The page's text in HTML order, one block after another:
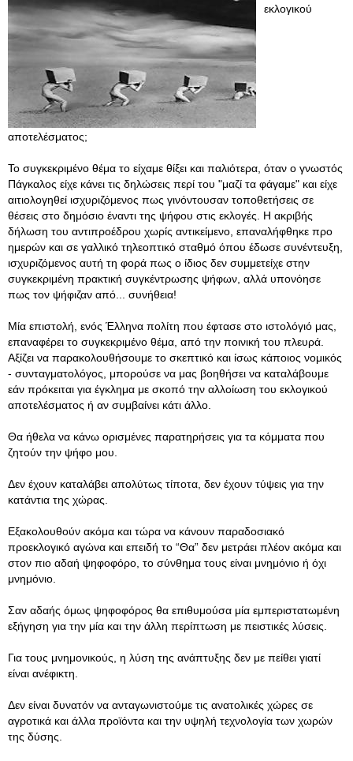
εκλογικού
αποτελέσματος;
Το συγκεκριμένο θέμα το είχαμε θίξει και παλιότερα, όταν ο γνωστός
Πάγκαλος είχε κάνει τις δηλώσεις περί του "μαζί τα φάγαμε" και είχε
αιτιολογηθεί ισχυριζόμενος πως γινόντουσαν τοποθετήσεις σε
θέσεις στο δημόσιο έναντι της ψήφου στις εκλογές. Η ακριβής
δήλωση του αντιπροέδρου χωρίς αντικείμενο, επαναλήφθηκε προ
ημερών και σε γαλλικό τηλεοπτικό σταθμό όπου έδωσε συνέντευξη,
ισχυριζόμενος αυτή τη φορά πως ο ίδιος δεν συμμετείχε στην
συγκεκριμένη πρακτική συγκέντρωσης ψήφων, αλλά υπονόησε
πως τον ψήφιζαν από... συνήθεια!
Μία επιστολή, ενός Έλληνα πολίτη που έφτασε στο ιστολόγιό μας,
επαναφέρει το συγκεκριμένο θέμα, από την ποινική του πλευρά.
Αξίζει να παρακολουθήσουμε το σκεπτικό και ίσως κάποιος νομικός
- συνταγματολόγος, μπορούσε να μας βοηθήσει να καταλάβουμε
εάν πρόκειται για έγκλημα με σκοπό την αλλοίωση του εκλογικού
αποτελέσματος ή αν συμβαίνει κάτι άλλο.
Θα ήθελα να κάνω ορισμένες παρατηρήσεις για τα κόμματα που
ζητούν την ψήφο μου.
Δεν έχουν καταλάβει απολύτως τίποτα, δεν έχουν τύψεις για την
κατάντια της χώρας.
Εξακολουθούν ακόμα και τώρα να κάνουν παραδοσιακό
προεκλογικό αγώνα και επειδή το “Θα” δεν μετράει πλέον ακόμα και
στον πιο αδαή ψηφοφόρο, το σύνθημα τους είναι μνημόνιο ή όχι
μνημόνιο.
Σαν αδαής όμως ψηφοφόρος θα επιθυμούσα μία εμπεριστατωμένη
εξήγηση για την μία και την άλλη περίπτωση με πειστικές λύσεις.
Για τους μνημονικούς, η λύση της ανάπτυξης δεν με πείθει γιατί
είναι ανέφικτη.
Δεν είναι δυνατόν να ανταγωνιστούμε τις ανατολικές χώρες σε
αγροτικά και άλλα προϊόντα και την υψηλή τεχνολογία των χωρών
της δύσης.